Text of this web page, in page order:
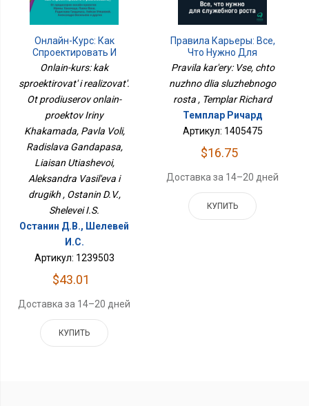
Онлайн-Курс: Как
Спроектировать И
Реализовать. От
Проектов Ирины
Хакамада, Павла Воли,
Радислава Гандапаса,
Ляйсан Утяшевой,
Александра Васильева
И Других
Onlain-kurs: kak
sproektirovat' i realizovat'.
Ot prodiuserov onlain-
proektov Iriny
Khakamada, Pavla Voli,
Radislava Gandapasa,
Liaisan Utiashevoi,
Aleksandra Vasil'eva i
drugikh , Ostanin D.V.,
Shelevei I.S.
Останин Д.В., Шелевей
И.С.
Артикул: 1239503
$43.01
Доставка за 14–20 дней
КУПИТЬ
Правила Карьеры: Все,
Что Нужно Для
Служебного Роста
Pravila kar'ery: Vse, chto
nuzhno dlia sluzhebnogo
rosta , Templar Richard
Темплар Ричард
Артикул: 1405475
$16.75
Доставка за 14–20 дней
КУПИТЬ